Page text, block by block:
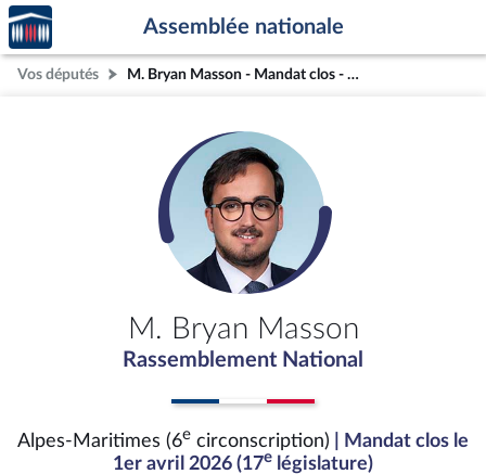
Aller au contenu
Aller en bas de la page
Accèder
à la
page
d'accueil
Assemblée nationale
Vos députés M. Bryan Masson - Mandat clos - Alpes-Maritimes (6e circonscription)
M. Bryan Masson
Rassemblement National
Alpes-Maritimes (6e circonscription)
| Mandat clos le
1er avril 2026 (17e législature)